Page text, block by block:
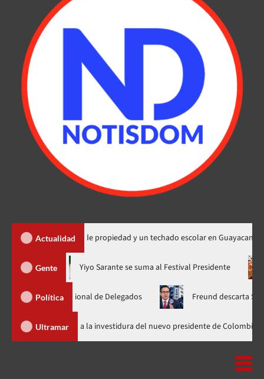
Actualidad
450 títulos de propiedad y un techado escolar en Guayacanal
Gente
en nuevo horario Yiyo Sarante se suma al Festival
Política
Nacional de Delegados Freund descarta Secretaría
Ultramar
Abinader llega a Cali para asistir a la investidura del nuevo presidente